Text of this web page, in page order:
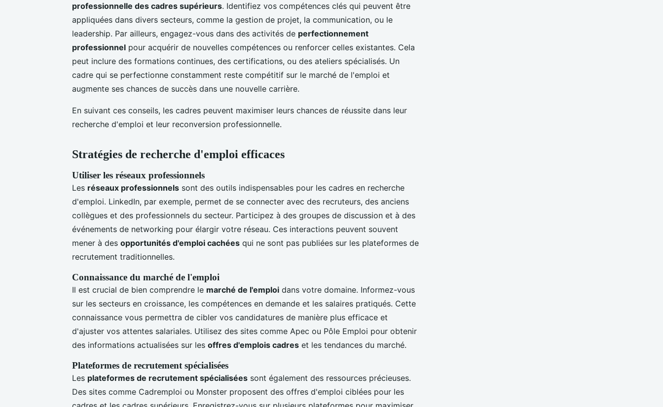
professionnelle des cadres supérieurs. Identifiez vos compétences clés qui peuvent être
appliquées dans divers secteurs, comme la gestion de projet, la communication, ou le
leadership. Par ailleurs, engagez-vous dans des activités de perfectionnement
professionnel pour acquérir de nouvelles compétences ou renforcer celles existantes. Cela
peut inclure des formations continues, des certifications, ou des ateliers spécialisés. Un
cadre qui se perfectionne constamment reste compétitif sur le marché de l'emploi et
augmente ses chances de succès dans une nouvelle carrière.
En suivant ces conseils, les cadres peuvent maximiser leurs chances de réussite dans leur
recherche d'emploi et leur reconversion professionnelle.
Stratégies de recherche d'emploi efficaces
Utiliser les réseaux professionnels
Les réseaux professionnels sont des outils indispensables pour les cadres en recherche
d'emploi. LinkedIn, par exemple, permet de se connecter avec des recruteurs, des anciens
collègues et des professionnels du secteur. Participez à des groupes de discussion et à des
événements de networking pour élargir votre réseau. Ces interactions peuvent souvent
mener à des opportunités d'emploi cachées qui ne sont pas publiées sur les plateformes de
recrutement traditionnelles.
Connaissance du marché de l'emploi
Il est crucial de bien comprendre le marché de l'emploi dans votre domaine. Informez-vous
sur les secteurs en croissance, les compétences en demande et les salaires pratiqués. Cette
connaissance vous permettra de cibler vos candidatures de manière plus efficace et
d'ajuster vos attentes salariales. Utilisez des sites comme Apec ou Pôle Emploi pour obtenir
des informations actualisées sur les offres d'emplois cadres et les tendances du marché.
Plateformes de recrutement spécialisées
Les plateformes de recrutement spécialisées sont également des ressources précieuses.
Des sites comme Cadremploi ou Monster proposent des offres d'emploi ciblées pour les